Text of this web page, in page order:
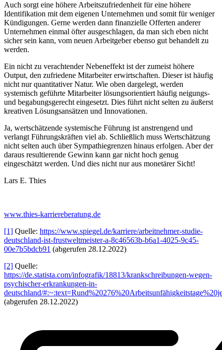
Auch sorgt eine höhere Arbeitszufriedenheit für eine höhere
Identifikation mit dem eigenen Unternehmen und somit für weniger
Kündigungen. Gerne werden dann finanzielle Offerten anderer
Unternehmen einmal öfter ausgeschlagen, da man sich eben nicht
sicher sein kann, vom neuen Arbeitgeber ebenso gut behandelt zu
werden.
Ein nicht zu verachtender Nebeneffekt ist der zumeist höhere
Output, den zufriedene Mitarbeiter erwirtschaften. Dieser ist häufig
nicht nur quantitativer Natur. Wie oben dargelegt, werden
systemisch geführte Mitarbeiter lösungsorientiert häufig neigungs-
und begabungsgerecht eingesetzt. Dies führt nicht selten zu äußerst
kreativen Lösungsansätzen und Innovationen.
Ja, wertschätzende systemische Führung ist anstrengend und
verlangt Führungskräften viel ab. Schließlich muss Wertschätzung
nicht selten auch über Sympathiegrenzen hinaus erfolgen. Aber der
daraus resultierende Gewinn kann gar nicht hoch genug
eingeschätzt werden. Und dies nicht nur aus monetärer Sicht!
Lars E. Thies
www.thies-karriereberatung.de
[1] Quelle: https://www.spiegel.de/karriere/arbeitnehmer-studie-
deutschland-ist-frustweltmeister-a-8c46563b-b6a1-4025-9c45-
00e7b5bdcb91 (abgerufen 28.12.2022)
[2] Quelle:
https://de.statista.com/infografik/18813/krankschreibungen-wegen-
psychischer-erkrankungen-in-
deutschland/
(abgerufen 28.12.2022)